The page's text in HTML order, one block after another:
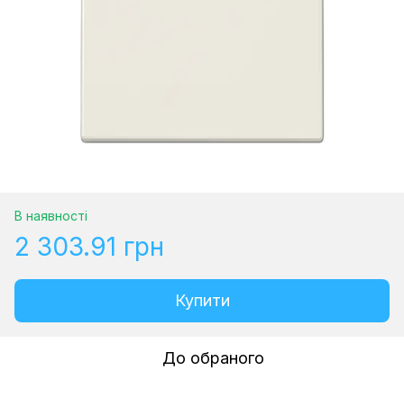
В наявності
2 303.91 грн
Купити
До обраного